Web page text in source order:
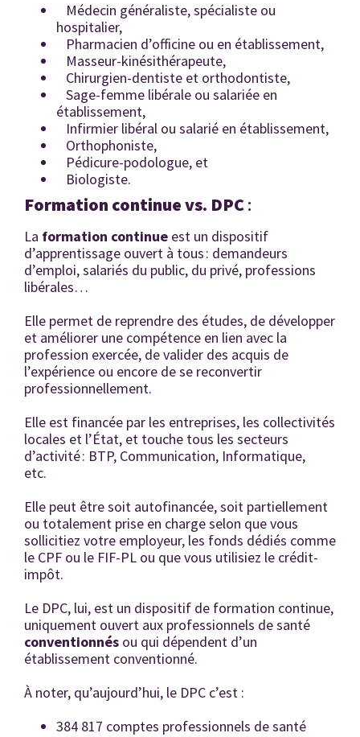
Médecin généraliste, spécialiste ou
hospitalier,
Pharmacien d’officine ou en établissement,
Masseur-kinésithérapeute,
Chirurgien-dentiste et orthodontiste,
Sage-femme libérale ou salariée en
établissement,
Infirmier libéral ou salarié en établissement,
Orthophoniste,
Pédicure-podologue, et
Biologiste.
Formation continue vs. DPC:
La formation continue est un dispositif
d’apprentissage ouvert à tous : demandeurs
d’emploi, salariés du public, du privé, professions
libérales…
Elle permet de reprendre des études, de développer
et améliorer une compétence en lien avec la
profession exercée, de valider des acquis de
l’expérience ou encore de se reconvertir
professionnellement.
Elle est financée par les entreprises, les collectivités
locales et l’État, et touche tous les secteurs
d’activité : BTP, Communication, Informatique,
etc.
Elle peut être soit autofinancée, soit partiellement
ou totalement prise en charge selon que vous
sollicitiez votre employeur, les fonds dédiés comme
le CPF ou le FIF-PL ou que vous utilisiez le crédit-
impôt.
Le DPC, lui, est un dispositif de formation continue,
uniquement ouvert aux professionnels de santé
conventionnés ou qui dépendent d’un
établissement conventionné.
À noter, qu’aujourd’hui, le DPC c’est :
384 817 comptes professionnels de santé